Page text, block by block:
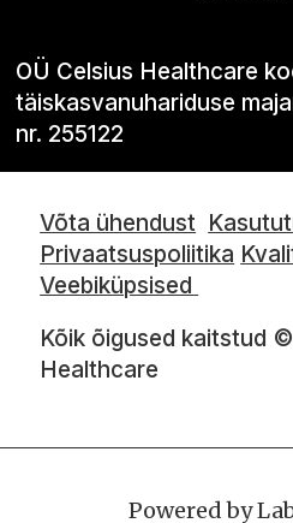
OÜ Celsius Healthcare
täiskasvanuhariduse
nr. 255122
Võta ühendust
Privaatsuspoliitika
Veebiküpsised
Kõik õigused kaitstud
Healthcare
Powered by